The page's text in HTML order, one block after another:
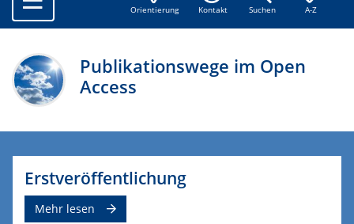
Orientierung Kontakt Suchen A-Z
Publikationswege im Open
Access
Erstveröffentlichung
Mehr lesen